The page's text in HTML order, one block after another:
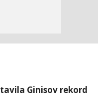
Ginisov rekord